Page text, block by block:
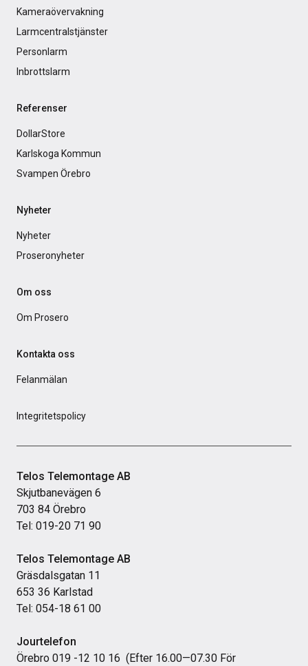
Kameraövervakning
Larmcentralstjänster
Personlarm
Inbrottslarm
Referenser
DollarStore
Karlskoga Kommun
Svampen Örebro
Nyheter
Nyheter
Proseronyheter
Om oss
Om Prosero
Kontakta oss
Felanmälan
Integritetspolicy
Telos Telemontage AB
Skjutbanevägen 6
703 84 Örebro
Tel: 019-20 71 90
Telos Telemontage AB
Gräsdalsgatan 11
653 36 Karlstad
Tel: 054-18 61 00
Jourtelefon
Örebro 019 -12 10 16 (Efter 16.00—07.30 För